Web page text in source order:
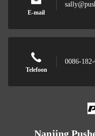
E-mail
Telefoon
0086-
Nanjing